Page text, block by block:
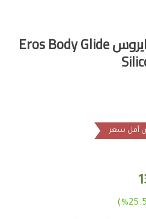
مزلق سيليكون طبي ايروس Eros Body Glide